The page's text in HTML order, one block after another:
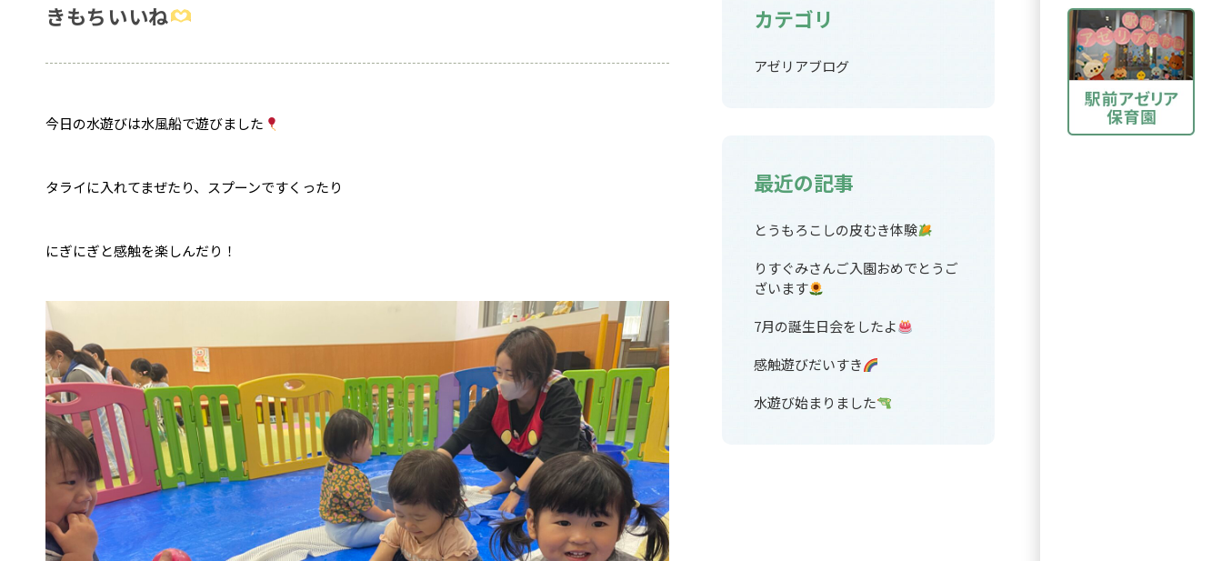
きもちいいね
今日の水遊びは水風船で遊びました
タライに入れてまぜたり、スプーンですくったり
にぎにぎと感触を楽しんだり！
カテゴリ
アゼリアブログ
最近の記事
とうもろこしの皮むき体験
りすぐみさんご入園おめでとうご
ざいます
7月の誕生日会をしたよ
感触遊びだいすき
水遊び始まりました